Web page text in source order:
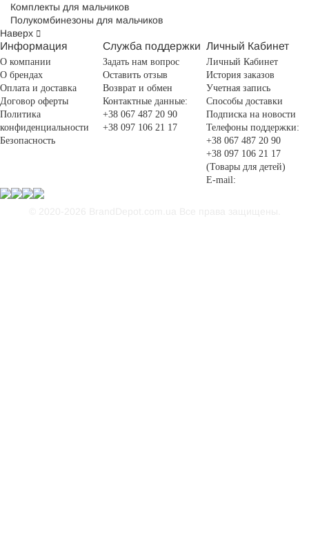
Комплекты для мальчиков
Полукомбинезоны для мальчиков
Наверх
Информация
О компании
О брендах
Оплата и доставка
Договор оферты
Политика
конфиденциальности
Безопасность
Служба поддержки
Задать нам вопрос
Оставить отзыв
Возврат и обмен
Контактные данные:
+38 067 487 20 90
+38 097 106 21 17
Личный Кабинет
Личный Кабинет
История заказов
Учетная запись
Способы доставки
Подписка на новости
Телефоны поддержки:
+38 067 487 20 90
+38 097 106 21 17
(Товары для детей)
E-mail: